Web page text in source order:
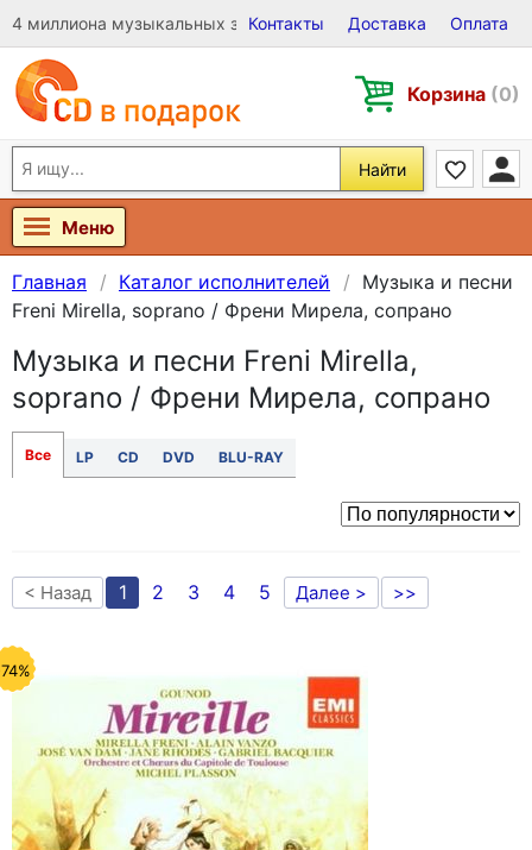
4 миллиона музыкальных записей на Виниле, CD и DVD
Контакты Доставка Оплата
Корзина (0)
Найти
Меню
Главная Каталог исполнителей
Музыка и песни
Freni Mirella, soprano / Френи Мирела, сопрано
Музыка и песни Freni Mirella,
soprano / Френи Мирела, сопрано
Все LP CD DVD BLU-RAY
< Назад 1 2 3 4 5 Далее > >>